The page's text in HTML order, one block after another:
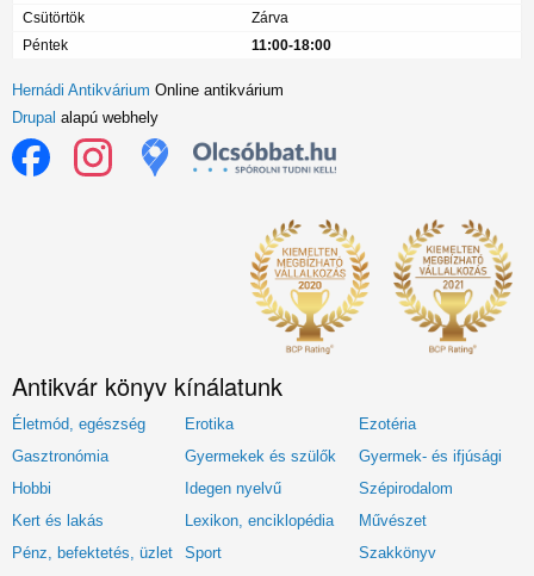
Csütörtök
Zárva
Péntek
11:00-18:00
Hernádi Antikvárium Online antikvárium
Drupal alapú webhely
Antikvár könyv kínálatunk
Életmód, egészség Erotika
Ezotéria
Gasztronómia
Gyermekek és szülők
Gyermek- és ifjúsági
Hobbi
Idegen nyelvű
Szépirodalom
Kert és lakás
Lexikon, enciklopédia
Művészet
Pénz, befektetés, üzlet
Sport
Szakkönyv